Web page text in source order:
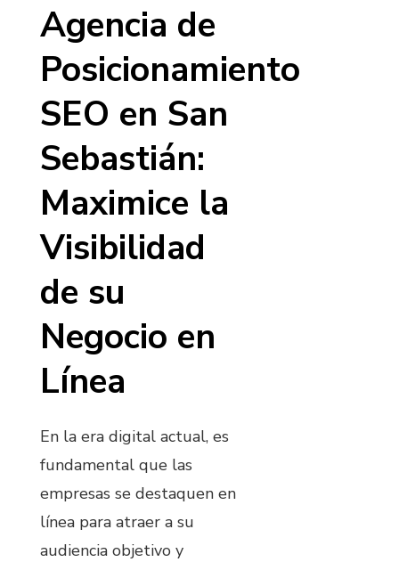
Agencia de
Posicionamiento
SEO en San
Sebastián:
Maximice la
Visibilidad
de su
Negocio en
Línea
En la era digital actual, es
fundamental que las
empresas se destaquen en
línea para atraer a su
audiencia objetivo y